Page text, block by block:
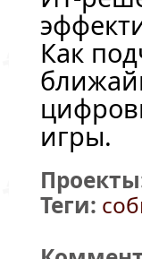
Как
игры.
Теги: